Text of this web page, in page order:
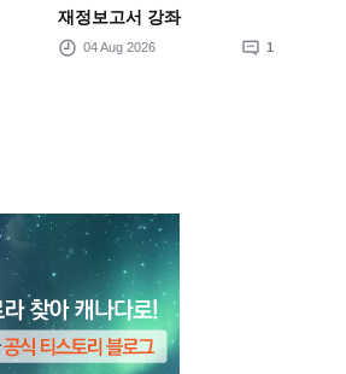
재정보고서 강좌
04 Aug 2026 1